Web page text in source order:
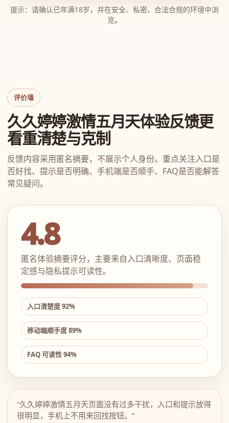
提示：请确认已年满18岁，并在安全、私密、合法合规的环境中浏
览。
评价墙
久久婷婷激情五月天体验反馈更
看重清楚与克制
反馈内容采用匿名摘要，不展示个人身份。重点关注入口是
否好找、提示是否明确、手机端是否顺手、FAQ是否能解答
常见疑问。
4.8
匿名体验摘要评分，主要来自入口清晰度、页面稳
定感与隐私提示可读性。
入口清楚度 92%
移动端顺手度 89%
FAQ 可读性 94%
“久久婷婷激情五月天页面没有过多干扰，入口和提示放得
很明显，手机上不用来回找按钮。”